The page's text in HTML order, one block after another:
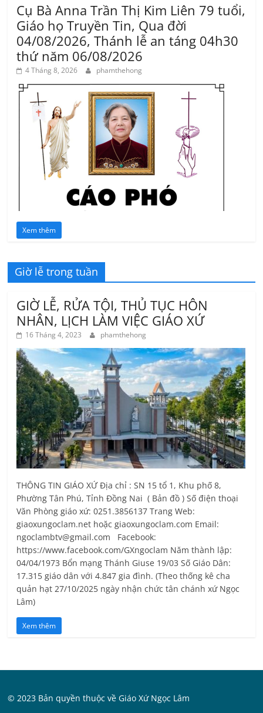
Cụ Bà Anna Trần Thị Kim Liên 79 tuổi,
Giáo họ Truyền Tin, Qua đời
04/08/2026, Thánh lễ an táng 04h30
thứ năm 06/08/2026
4 Tháng 8, 2026 phamthehong
Xem thêm
Giờ lễ trong tuần
GIỜ LỄ, RỬA TỘI, THỦ TỤC HÔN
NHÂN, LỊCH LÀM VIỆC GIÁO XỨ
16 Tháng 4, 2023 phamthehong
THÔNG TIN GIÁO XỨ Địa chỉ : SN 15 tổ 1, Khu phố 8,
Phường Tân Phú, Tỉnh Ðồng Nai ( Bản đồ ) Số điện thoại
Văn Phòng giáo xứ: 0251.3856137 Trang Web:
giaoxungoclam.net hoặc giaoxungoclam.com Email:
ngoclambtv@gmail.com Facebook:
https://www.facebook.com/GXngoclam Năm thành lập:
04/04/1973 Bổn mạng Thánh Giuse 19/03 Số Giáo Dân:
17.315 giáo dân với 4.847 gia đình. (Theo thống kê cha
quản hạt 27/10/2025 ngày nhận chức tân chánh xứ Ngọc
Lâm)
Xem thêm
© 2023 Bản quyền thuộc về Giáo Xứ Ngọc Lâm